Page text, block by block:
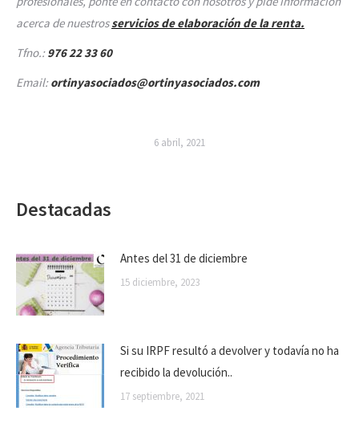
acerca de nuestrosservicios de elaboración de la renta.
Tfno.:976 22 33 60
Email:ortinyasociados@ortinyasociados.com
6 abril, 2021
Destacadas
Antes del 31 de diciembre
15 diciembre, 2023
Si su IRPF resultó a devolver y todavía no ha
recibido la devolución..
17 septiembre, 2021